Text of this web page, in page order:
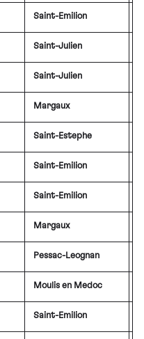
Saint-Emilion
Saint-Julien
Saint-Julien
Margaux
Saint-Estephe
Saint-Emilion
Saint-Emilion
Margaux
Pessac-Leognan
Moulis en Medoc
Saint-Emilion